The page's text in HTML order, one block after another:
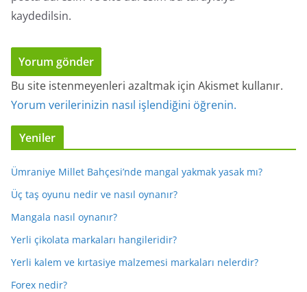
kaydedilsin.
Bu site istenmeyenleri azaltmak için Akismet kullanır.
Yorum verilerinizin nasıl işlendiğini öğrenin.
Yeniler
Ümraniye Millet Bahçesi’nde mangal yakmak yasak mı?
Üç taş oyunu nedir ve nasıl oynanır?
Mangala nasıl oynanır?
Yerli çikolata markaları hangileridir?
Yerli kalem ve kırtasiye malzemesi markaları nelerdir?
Forex nedir?